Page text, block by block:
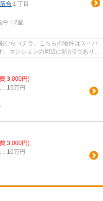
合 １丁目
： 2室
ならコチラ。こちらの物件はスーパ
。マンションの周辺に駅が2つあり、
3,000円)
15万円
3,000円)
10万円